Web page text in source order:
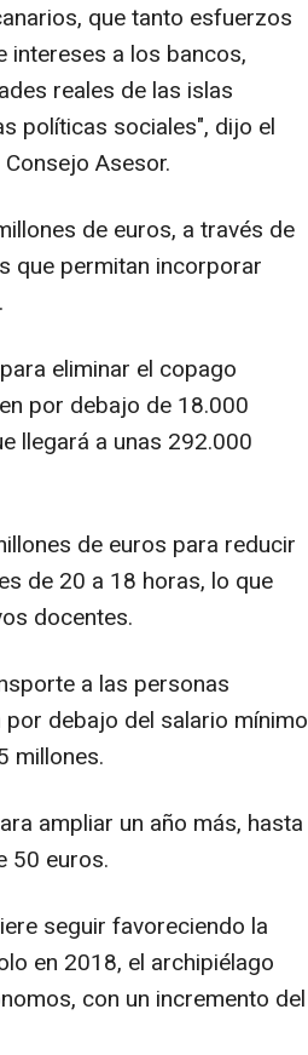
que tanto esfuerzos
intereses a los bancos,
reales de las islas
políticas sociales", dijo el
Asesor.
de euros, a través de
que permitan incorporar
eliminar el copago
por debajo de 18.000
llegará a unas 292.000
de euros para reducir
de 20 a 18 horas, lo que
docentes.
a las personas
debajo del salario mínimo
millones.
ampliar un año más, hasta
50 euros.
seguir favoreciendo la
en 2018, el archipiélago
con un incremento del